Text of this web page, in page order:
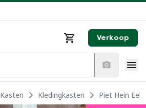
Verkoop
Kasten Kledingkasten Piet Hein